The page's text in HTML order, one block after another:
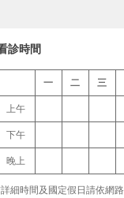
診時間
一 二 三
上午
下午
晚上
細時間及國定假日請依網